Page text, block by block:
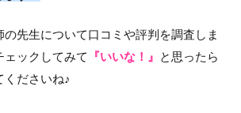
先生について口コミや評判を調査しま
ェックしてみて
『いいな！』 と思ったら
ださいね♪